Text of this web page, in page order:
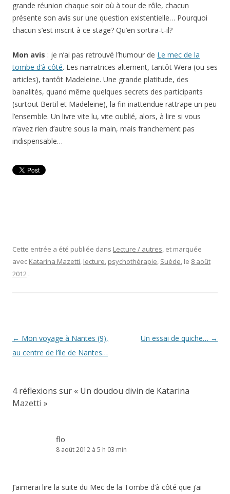
grande réunion chaque soir où à tour de rôle, chacun
présente son avis sur une question existentielle… Pourquoi
chacun s’est inscrit à ce stage? Qu’en sortira-t-il?
Mon avis : je n’ai pas retrouvé l’humour de Le mec de la
tombe d’à côté. Les narratrices alternent, tantôt Wera (ou ses
articles), tantôt Madeleine. Une grande platitude, des
banalités, quand même quelques secrets des participants
(surtout Bertil et Madeleine), la fin inattendue rattrape un peu
l’ensemble. Un livre vite lu, vite oublié, alors, à lire si vous
n’avez rien d’autre sous la main, mais franchement pas
indispensable…
Cette entrée a été publiée dans Lecture / autres, et marquée
avec Katarina Mazetti, lecture, psychothérapie, Suède, le 8 août
2012 .
Navigation
des
← Mon voyage à Nantes (9),
au centre de l’île de Nantes…
Un essai de quiche… →
4 réflexions sur « Un doudou divin de Katarina
Mazetti »
flo
8 août 2012 à 5 h 03 min
J’aimerai lire la suite du Mec de la Tombe d’à côté que j’ai